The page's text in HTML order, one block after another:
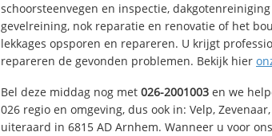
schoorsteenvegen en inspectie,
gevelreining, nok reparatie en renovatie of het
lekkages opsporen en repareren. U krijgt
repareren de gevonden problemen. Bekijk hier
Bel deze middag nog met 026-2001003 en we
026 regio en omgeving, dus ook in: Velp,
uiteraard in 6815 AD Arnhem. Wanneer u voor